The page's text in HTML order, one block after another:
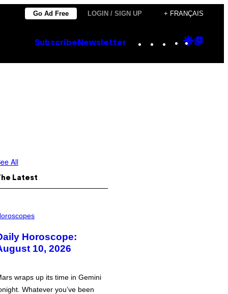
Go Ad Free LOGIN / SIGN UP + FRANÇAIS
Subscribe Newsletter Instagram
TikTok
YouTube
Google
All
Latest
Horoscope:
10, 2026
wraps up its time in Gemini
Whatever you’ve been